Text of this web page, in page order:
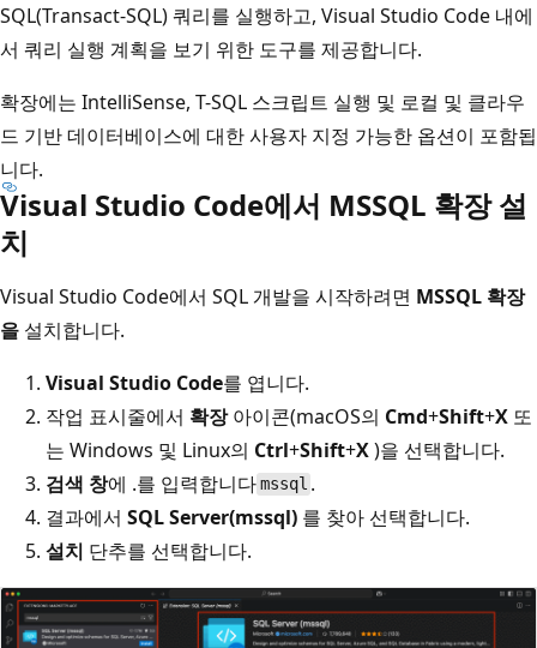
SQL(Transact-SQL) 쿼리를 실행하고, Visual Studio Code 내에
서 쿼리 실행 계획을 보기 위한 도구를 제공합니다.
확장에는 IntelliSense, T-SQL 스크립트 실행 및 로컬 및 클라우
드 기반 데이터베이스에 대한 사용자 지정 가능한 옵션이 포함됩
니다.
Visual Studio Code에서 MSSQL 확장 설
치
Visual Studio Code에서 SQL 개발을 시작하려면 MSSQL 확장
을 설치합니다.
Visual Studio Code를 엽니다.
작업 표시줄에서 확장아이콘(macOS의 Cmd+Shift+X 또
는 Windows 및 Linux의 Ctrl+Shift+X)을 선택합니다.
검색 창에 .를 입력합니다mssql .
결과에서 SQL Server(mssql) 를 찾아 선택합니다.
설치 단추를 선택합니다.